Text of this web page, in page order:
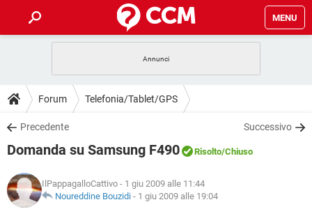
MENU
INTRATTENIMENTO ANDROID
iOS
INSTAGRAM WHATSAPP
TIKTOK
HARDWARE
GUIDE
COVID-19 GAMING
INSTAGRAM WHATSAPP
TIKTOK
DOWNLOAD
COVID-19 GAMING
INTRATTENIMENTO
iOS WINDOWS 10
COVID-19 GAMING
INTRATTENIMENTO
GLOSSARIO
Forum Telefonia/Tablet/GPS
Precedente Successivo
Domanda su Samsung F490 Risolto/Chiuso
IlPappagalloCattivo - 1 giu 2009 alle 11:44
Noureddine Bouzidi - 1 giu 2009 alle 19:04